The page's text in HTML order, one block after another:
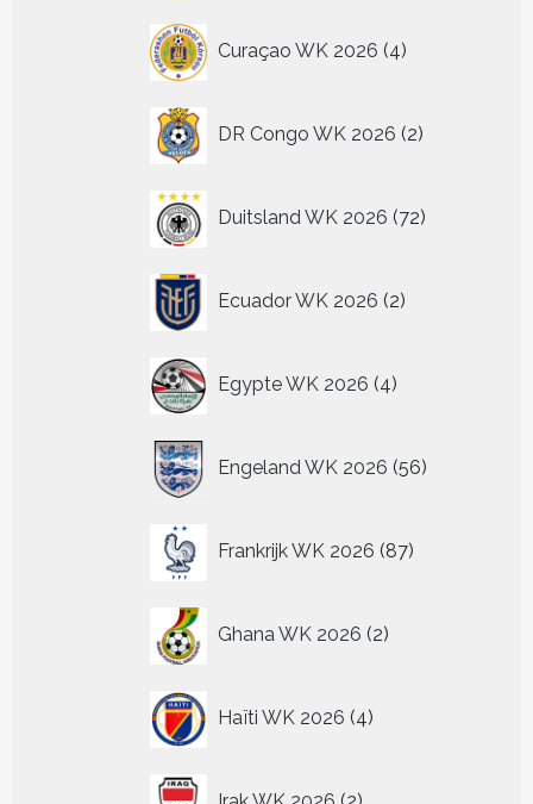
Curaçao WK 2026 4
producten
DR Congo WK 2026 2
producten
Duitsland WK 2026 72
producten
Ecuador WK 2026 2
producten
Egypte WK 2026 4
producten
Engeland WK 2026 56
producten
Frankrijk WK 2026 87
producten
Ghana WK 2026 2
producten
Haïti WK 2026 4
producten